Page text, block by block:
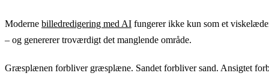
Moderne billedredigering med AI fungerer ikke kun som et
– og genererer troværdigt det manglende område.
Græsplænen forbliver græsplæne. Sandet forbliver sand. Ansigtet